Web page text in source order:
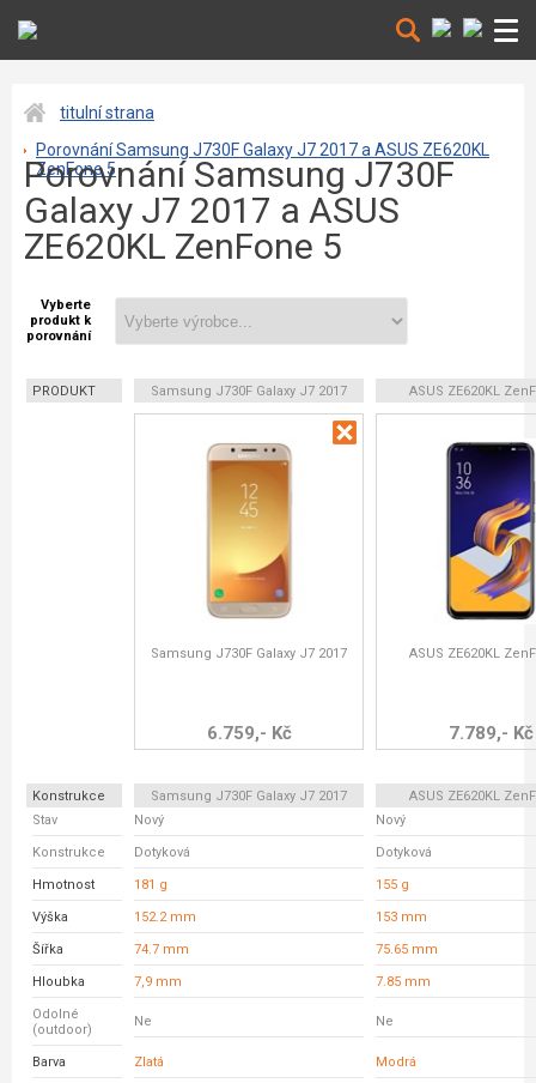
titulní strana
Porovnání Samsung J730F Galaxy J7 2017 a ASUS ZE620KL
ZenFone 5
Porovnání Samsung J730F
Galaxy J7 2017 a ASUS
ZE620KL ZenFone 5
Vyberte
produkt k
porovnání
PRODUKT Samsung J730F Galaxy J7 2017 ASUS ZE620KL
Samsung J730F Galaxy J7 2017
6.759,- Kč
ASUS ZE620KL
7.789,- Kč
Konstrukce Samsung J730F Galaxy J7 2017
ASUS ZE620KL
Stav
Nový Nový
Konstrukce Dotyková Dotyková
Hmotnost 181 g 155 g
Výška 152.2 mm 153 mm
Šířka 74.7 mm 75.65 mm
Hloubka 7,9 mm 7.85 mm
Odolné
(outdoor)
Ne Ne
Barva Zlatá Modrá